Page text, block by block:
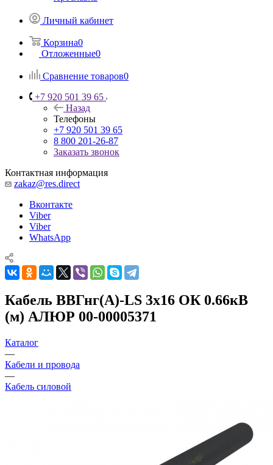
Личный кабинет
Корзина0
Отложенные0
Сравнение товаров0
+7 920 501 39 65
Назад
Телефоны
+7 920 501 39 65
8 800 201-26-87
Заказать звонок
Контактная информация
zakaz@res.direct
Вконтакте
Viber
Viber
WhatsApp
Кабель ВВГнг(А)-LS 3х16 ОК 0.66кВ
(м) АЛЮР 00-00005371
Каталог
—
Кабели и провода
—
Кабель силовой